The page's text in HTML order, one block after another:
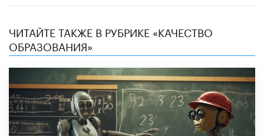
ЧИТАЙТЕ ТАКЖЕ В РУБРИКЕ «КАЧЕСТВО
ОБРАЗОВАНИЯ»